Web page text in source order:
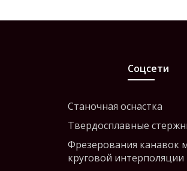
Станочная оснастка
Твердосплавные
Фрезерования канавок
круговой интерполяции
Соцсети